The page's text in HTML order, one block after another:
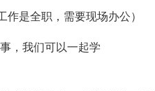
作是全职，需要现场办公）
，我们可以一起学